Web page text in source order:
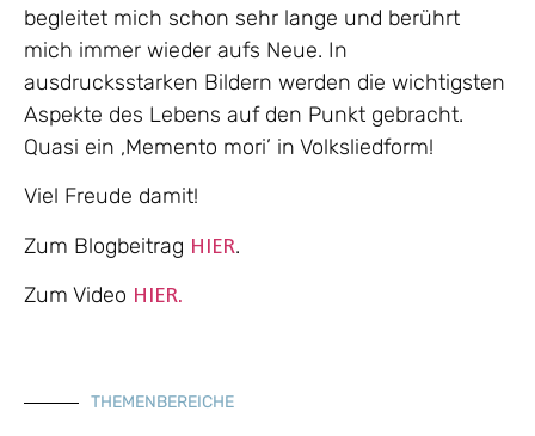
begleitet mich schon sehr lange und berührt
mich immer wieder aufs Neue. In
ausdrucksstarken Bildern werden die wichtigsten
Aspekte des Lebens auf den Punkt gebracht.
Quasi ein ‚Memento mori’ in Volksliedform!
Viel Freude damit!
Zum Blogbeitrag HIER.
Zum Video HIER.
THEMENBEREICHE